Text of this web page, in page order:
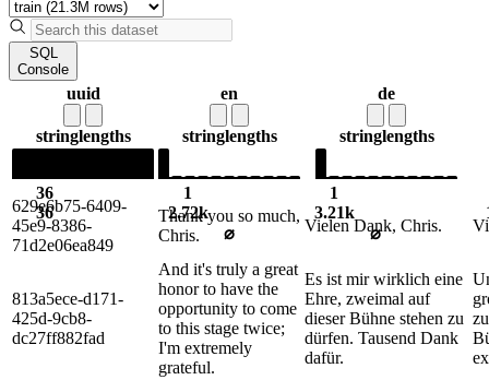
SQL
Console
uuid
stringlengths
36
36
en
stringlengths
1
2.72k
⌀
de
stringlengths
1
3.21k
⌀
629e6b75-6409-
45e9-8386-
71d2e06ea849
Thank you so much,
Chris.
Vielen Dank, Chris.
813a5ece-d171-
425d-9cb8-
dc27ff882fad
And it's truly a great
honor to have the
opportunity to come
to this stage twice;
I'm extremely
grateful.
Es ist mir wirklich eine
Ehre, zweimal auf
dieser Bühne stehen zu
dürfen. Tausend Dank
dafür.